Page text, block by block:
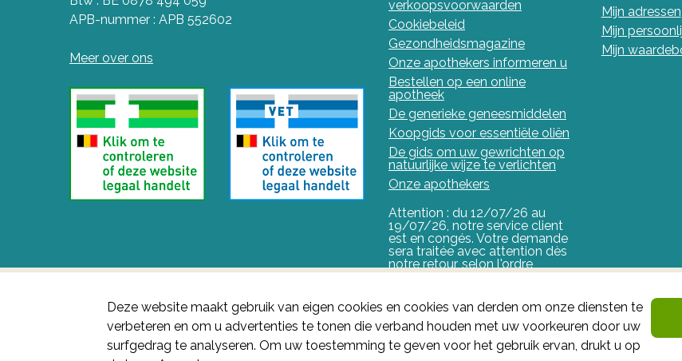
APB-nummer : APB 552602
Meer over ons
Deze website maakt gebruik van eigen cookies en cookies van derden om onze diensten te
verbeteren en om u advertenties te tonen die verband houden met uw voorkeuren door uw
surfgedrag te analyseren. Om uw toestemming te geven voor het gebruik ervan, drukt u op
verkoopsvoorwaarden
Cookiebeleid
Gezondheidsmagazine
Onze apothekers informeren u
Bestellen op een online
apotheek
De generieke geneesmiddelen
Koopgids voor essentiële oliën
De gids om uw gewrichten op
natuurlijke wijze te verlichten
Onze apothekers
Attention : du 12/07/26 au
19/07/26, notre service client
est en congés. Votre demande
sera traitée avec attention dès
notre retour, selon l'ordre
d'arrivée.
Mijn adressen
Mijn
Mijn
Het FAGG is de bevoegde autoriteit voor
valt onder haar controle.Federaal Agentschap